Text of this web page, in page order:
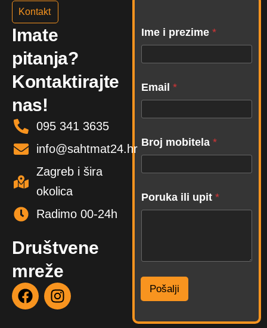
Ime i prezime *
r
o
j
u
p
Email *
Broj mobitela *
Poruka ili upit *
Pošalji
Kontakt
Imate
pitanja?
Kontaktirajte
nas!
095 341 3635
info@sahtmat24.hr
Zagreb i šira
okolica
Radimo 00-24h
Društvene
mreže
F
a
I
n